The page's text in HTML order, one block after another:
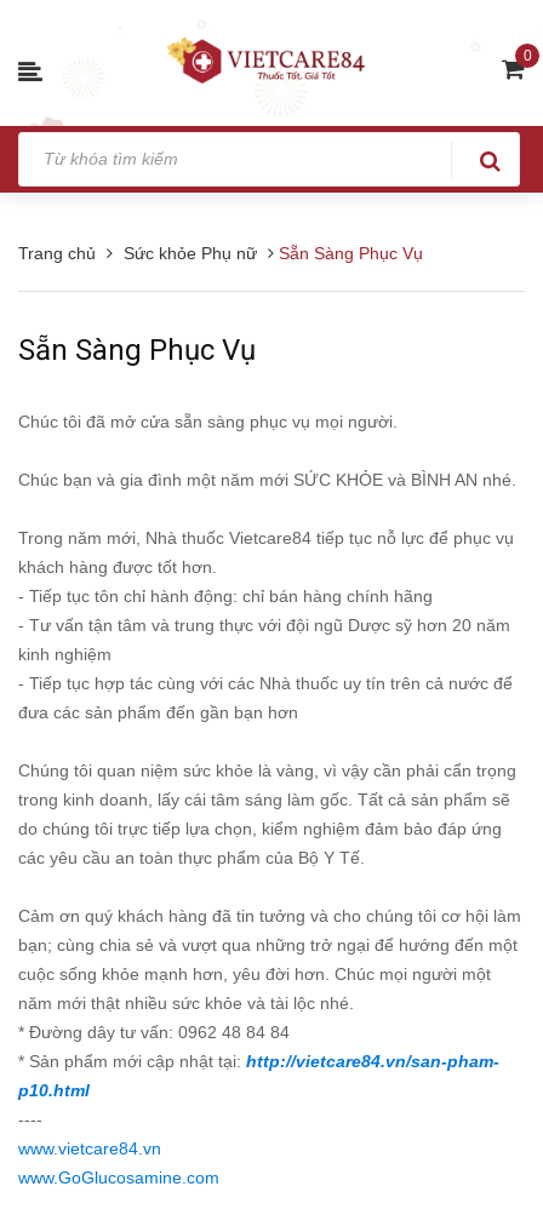
0
Trang chủ Sức khỏe Phụ nữ Sẵn Sàng Phục Vụ
Sẵn Sàng Phục Vụ
Chúc tôi đã mở cửa sẵn sàng phục vụ mọi người.
Chúc bạn và gia đình một năm mới SỨC KHỎE và BÌNH AN nhé.
Trong năm mới, Nhà thuốc Vietcare84 tiếp tục nỗ lực để phục vụ
khách hàng được tốt hơn.
- Tiếp tục tôn chỉ hành động: chỉ bán hàng chính hãng
- Tư vấn tận tâm và trung thực với đội ngũ Dược sỹ hơn 20 năm
kinh nghiệm
- Tiếp tục hợp tác cùng với các Nhà thuốc uy tín trên cả nước để
đưa các sản phẩm đến gần bạn hơn
Chúng tôi quan niệm sức khỏe là vàng, vì vậy cần phải cẩn trọng
trong kinh doanh, lấy cái tâm sáng làm gốc. Tất cả sản phẩm sẽ
do chúng tôi trực tiếp lựa chọn, kiểm nghiệm đảm bảo đáp ứng
các yêu cầu an toàn thực phẩm của Bộ Y Tế.
Cảm ơn quý khách hàng đã tin tưởng và cho chúng tôi cơ hội làm
bạn; cùng chia sẻ và vượt qua những trở ngại để hướng đến một
cuộc sống khỏe mạnh hơn, yêu đời hơn. Chúc mọi người một
năm mới thật nhiều sức khỏe và tài lộc nhé.
* Đường dây tư vấn: 0962 48 84 84
* Sản phẩm mới cập nhật tại: http://vietcare84.vn/san-pham-
p10.html
----
www.vietcare84.vn
www.GoGlucosamine.com